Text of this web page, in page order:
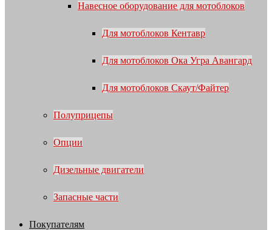
Навесное оборудование для мотоблоков
Для мотоблоков Кентавр
Для мотоблоков Ока Угра Авангард
Для мотоблоков Скаут/Файтер
Полуприцепы
Опции
Дизельные двигатели
Запасные части
Покупателям